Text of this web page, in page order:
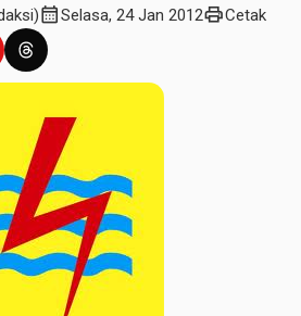
calendar_monthSelasa, 24 Jan 2012printCetak